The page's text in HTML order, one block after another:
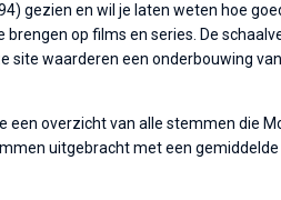
gezien en wil je laten weten hoe
op films en series. De
site waarderen een onderbouwing
een overzicht van alle stemmen die
uitgebracht met een gemiddelde